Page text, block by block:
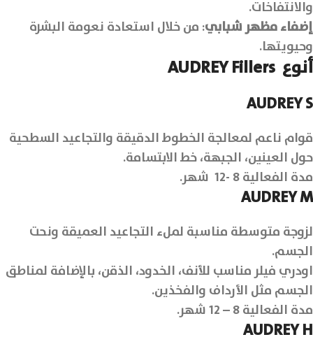
والانتفاخات.
إضفاء مظهر شبابي: من خلال استعادة نعومة البشرة
وحيويتها.
أنوع AUDREY Fillers
AUDREY S
قوام ناعم لمعالجة الخطوط الدقيقة والتجاعيد السطحية
حول العينين، الجبهة، خط الابتسامة.
مدة الفعالية 8 -12 شهر.
AUDREY M
لزوجة متوسطة مناسبة لملء التجاعيد العميقة ونحت
الجسم.
اودري فيلر مناسب للأنف، الخدود، الذقن، بالإضافة لمناطق
الجسم مثل الأرداف والفخذين.
مدة الفعالية 8 – 12 شهر.
AUDREY H